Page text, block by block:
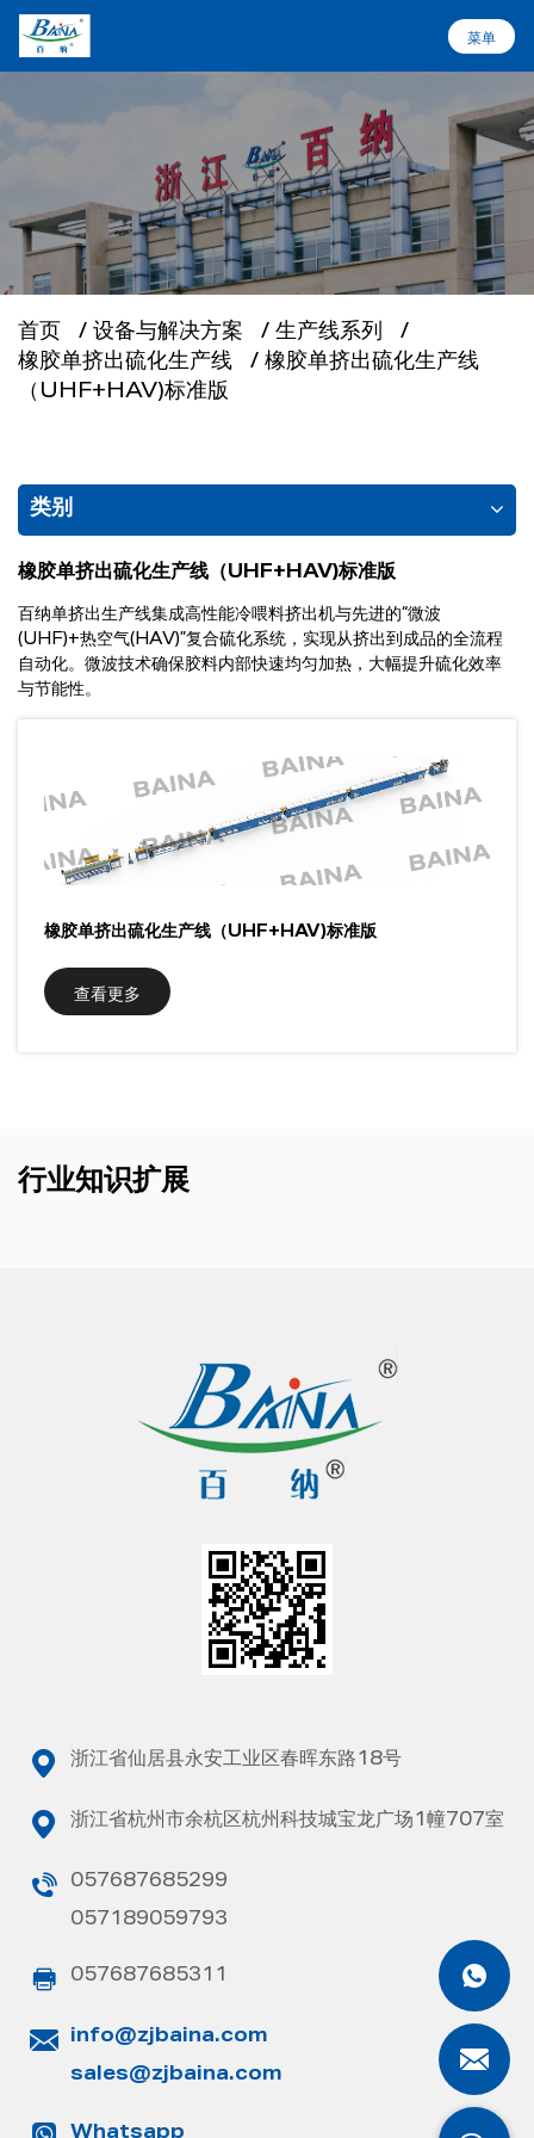
菜单
菜单
设备与解决方案
关于百纳
行业应用
首页 / 设备与解决方案 / 生产线系列
/
橡胶单挤出硫化生产线
/ 橡胶单挤出硫化生产线
（UHF+HAV)标准版
类别
橡胶单挤出硫化生产线（UHF+HAV)标准版
百纳单挤出生产线集成高性能冷喂料挤出机与先进的“微波
(UHF)+热空气(HAV)”复合硫化系统，实现从挤出到成品的全流程
自动化。微波技术确保胶料内部快速均匀加热，大幅提升硫化效率
与节能性。
橡胶单挤出硫化生产线（UHF+HAV)标准版
查看更多
行业知识扩展
浙江省仙居县永安工业区春晖东路18号
浙江省杭州市余杭区杭州科技城宝龙广场1幢707室
057687685299
057189059793
057687685311
info@zjbaina.com
sales@zjbaina.com